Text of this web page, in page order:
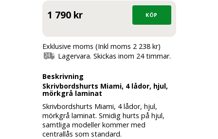
1 790 kr
Exklusive moms (Inkl moms 2 238 kr)
Lagervara. Skickas inom 24 timmar.
Beskrivning
Skrivbordshurts Miami, 4 lådor, hjul,
mörkgrå laminat
Skrivbordshurts Miami, 4 lådor, hjul,
mörkgrå laminat. Smidig hurts på hjul,
samtliga modeller kommer med
centrallås som standard.